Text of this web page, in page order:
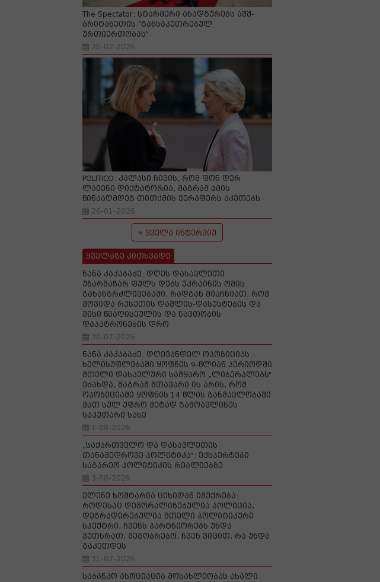
The Spectator: სტარმერი ანადგურებს აშშ-
ბრიტანეთის "განსაკუთრებულ
ურთიერთობას"
26-02-2026
POLITICO: კალასი ჩივის, რომ ფონ დერ
ლაიენი დიქტატორია, მაგრამ ამის
წინააღმდეგ თითქმის ვერაფერს აკეთებს
26-01-2026
ყველა ინტერვიუ
ყველაზე კითხვადი
ნანა კაკაბაძე: დღეს დასავლეთი
უზარმაზარ ფულს დებს უკრაინის ომის
გახანგრძლივებაში, რადგან მიაჩნიათ, რომ
მოვიდა რუსეთის დაშლის-დასუსტების და
მისი წიაღისეულის და ნავთობის
დაპატრონების დრო
30-07-2026
ნანა კაკაბაძე: დღევანდელ ოპოზიციას
ხელისუფლებაში ყოფნის 9-წლიან პერიოდში
მთელი დასავლური სამყარო „ლიბერალებს“
ეძახდა, მაგრამ მთავარი ის არის, რომ
ოპოზიციაში ყოფნის 14 წლის განმავლობაში
მათ სულ უფრო მეტად გამოავლინეს
საკუთარი სახე
1-08-2026
„საქართველო და დასავლეთის
თანამედროვე პოლიტიკა“: ექსპერტები
საგარეო პოლიტიკის რეალიებზე
3-08-2026
ელენე ხოშტარია ციხიდან იმუქრება:
როდესაც დემორალიზებულია პოლიცია,
დეგრადირებულია მთელი პოლიტიკური
სპექტრი, ჩვენს პარტნიორებს უნდა
ვუთხრათ, მეგობრებო, ჩვენ ვიცით, რა უნდა
გაკეთდეს
31-07-2026
საბანკო ასოციაცია მოსახლეობას ახალი